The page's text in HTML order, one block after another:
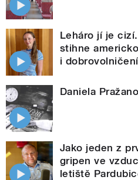
Leháro jí je
stihne
i
Daniela
Jako jeden z
gripen ve
letiště